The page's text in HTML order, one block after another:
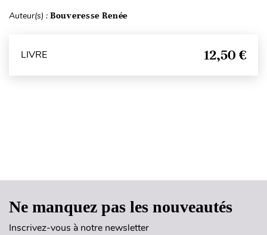
Auteur(s) : Bouveresse Renée
LIVRE 12,50 €
Ne manquez pas les nouveautés
Inscrivez-vous à notre newsletter